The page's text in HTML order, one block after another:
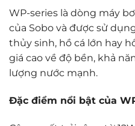
WP-series là dòng máy
của Sobo và được sử
thủy sinh, hồ cá lớn hay
giá cao về độ bền, khả
lượng nước mạnh.
Đặc điểm nổi bật của